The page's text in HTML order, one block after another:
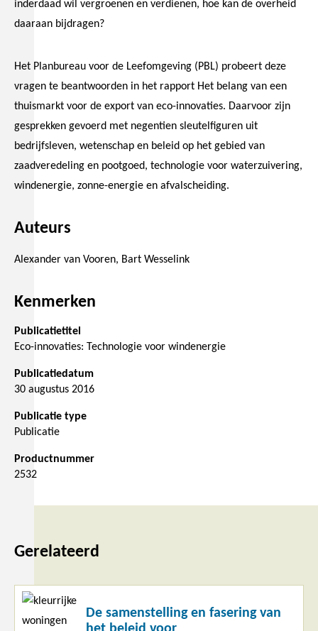
inderdaad wil vergroenen en verdienen, hoe kan de overheid
daaraan bijdragen?
Het Planbureau voor de Leefomgeving (PBL) probeert deze
vragen te beantwoorden in het rapport Het belang van een
thuismarkt voor de export van eco-innovaties. Daarvoor zijn
gesprekken gevoerd met negentien sleutelfiguren uit
bedrijfsleven, wetenschap en beleid op het gebied van
zaadveredeling en pootgoed, technologie voor waterzuivering,
windenergie, zonne-energie en afvalscheiding.
Auteurs
Alexander van Vooren, Bart Wesselink
Kenmerken
Publicatietitel
Eco-innovaties: Technologie voor windenergie
Publicatiedatum
30 augustus 2016
Publicatie type
Publicatie
Productnummer
2532
Gerelateerd
De samenstelling en fasering van
Lees